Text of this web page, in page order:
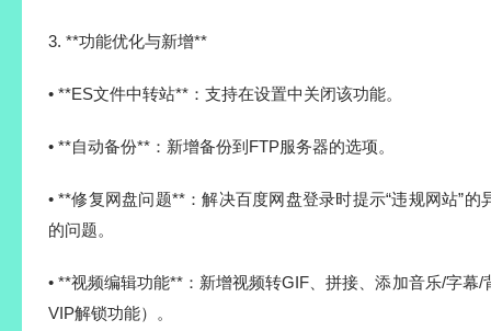
3. **功能优化与新增**
• **ES文件中转站**：支持在设置中关闭该功能。
• **自动备份**：新增备份到FTP服务器的选项。
• **修复网盘问题**：解决百度网盘登录时提示“违规网站”的
的问题。
• **视频编辑功能**：新增视频转GIF、拼接、添加音乐/字幕
VIP解锁功能）。